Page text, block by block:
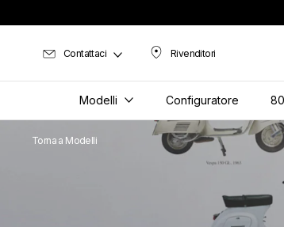
Rivenditori
Rivenditori
Contattaci
Modelli Configuratore
Torna a Modelli